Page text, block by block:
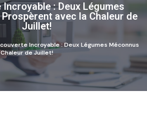
: Deux Légumes
avec la Chaleur de
Juillet!
Incroyable : Deux Légumes Méconnus
de Juillet!